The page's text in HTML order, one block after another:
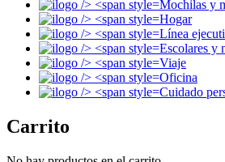
Mochilas y
Hogar
Línea
Escolares y
Viaje
Oficina
Cuidado
Carrito